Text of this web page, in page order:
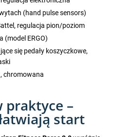
(hand pulse sensors)
regulacja pion/poziom
(model ERGO)
się pedały koszyczkowe,
chromowana
praktyce –
start